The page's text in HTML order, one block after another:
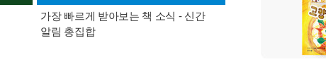
가장 빠르게 받아보는 책 소식 - 신간
알림 총집합
경기컬처패스 1만